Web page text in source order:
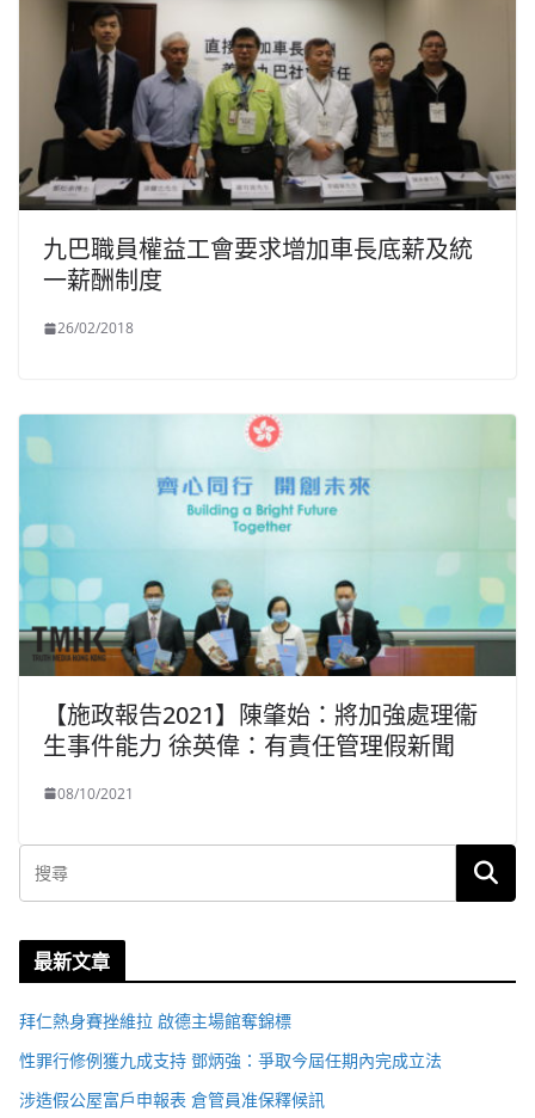
九巴職員權益工會要求增加車長底薪及統
一薪酬制度
26/02/2018
【施政報告2021】陳肇始：將加強處理衞
生事件能力 徐英偉：有責任管理假新聞
08/10/2021
最新文章
拜仁熱身賽挫維拉 啟德主場館奪錦標
性罪行修例獲九成支持 鄧炳強：爭取今屆任期內完成立法
涉造假公屋富戶申報表 倉管員准保釋候訊